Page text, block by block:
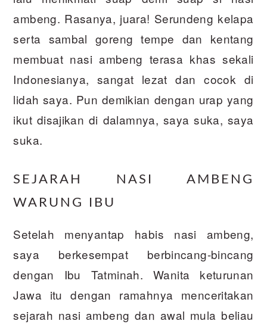
ambeng. Rasanya, juara! Serundeng kelapa
serta sambal goreng tempe dan kentang
membuat nasi ambeng terasa khas sekali
Indonesianya, sangat lezat dan cocok di
lidah saya. Pun demikian dengan urap yang
ikut disajikan di dalamnya, saya suka, saya
suka.
SEJARAH NASI AMBENG
WARUNG IBU
Setelah menyantap habis nasi ambeng,
saya berkesempat berbincang-bincang
dengan Ibu Tatminah. Wanita keturunan
Jawa itu dengan ramahnya menceritakan
sejarah nasi ambeng dan awal mula beliau